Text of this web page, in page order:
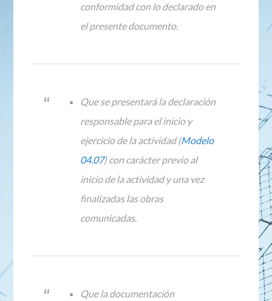
conformidad con lo declarado en
el presente documento.
Que se presentará la declaración
responsable para el inicio y
ejercicio de la actividad (Modelo
04.07) con carácter previo al
inicio de la actividad y una vez
finalizadas las obras
comunicadas.
Que la documentación